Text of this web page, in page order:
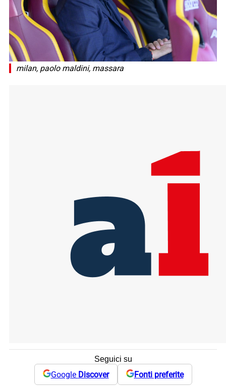
milan, paolo maldini, massara
Seguici su
Google Discover Fonti preferite